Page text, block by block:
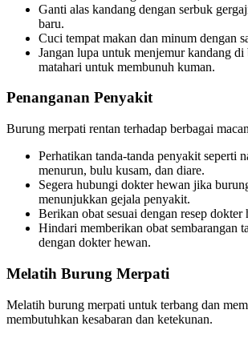
Ganti alas kandang dengan serbuk
baru.
Cuci tempat makan dan minum dengan
Jangan lupa untuk menjemur kandang di
matahari untuk membunuh kuman.
Penanganan Penyakit
Burung merpati rentan terhadap berbagai
Perhatikan tanda-tanda penyakit seperti
menurun, bulu kusam, dan diare.
Segera hubungi dokter hewan jika
menunjukkan gejala penyakit.
Berikan obat sesuai dengan resep dokter
Hindari memberikan obat sembarangan
dengan dokter hewan.
Melatih Burung Merpati
Melatih burung merpati untuk terbang dan
membutuhkan kesabaran dan ketekunan.